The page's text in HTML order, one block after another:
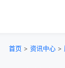
首页 > 资讯中心 >